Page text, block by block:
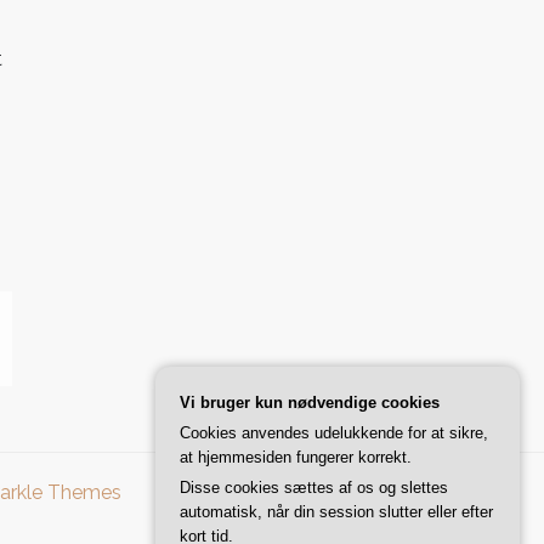
Themes
Vi bruger kun nødvendige cookies
Cookies anvendes udelukkende for at sikre,
at hjemmesiden fungerer korrekt.
Disse cookies sættes af os og slettes
automatisk, når din session slutter eller efter
kort tid.